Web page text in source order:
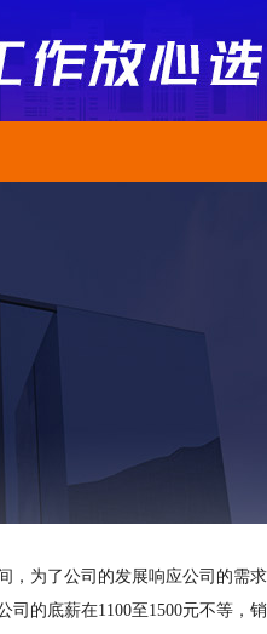
为了公司的发展响应公司的需
的底薪在1100至1500元不等，